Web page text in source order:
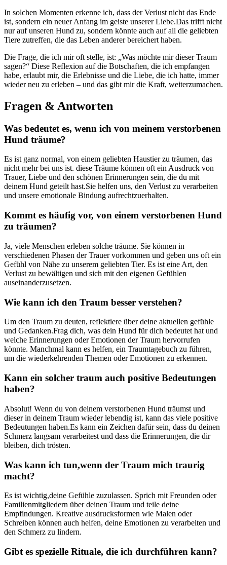
In solchen Momenten erkenne ich,​ dass der Verlust ‍nicht⁤ das Ende
⁢ist, sondern ein neuer Anfang⁤ im geiste unserer Liebe.Das trifft⁢ nicht
nur ​auf unseren Hund zu,‌ sondern könnte auch auf all die geliebten
‍Tiere zutreffen, die⁤ das Leben anderer bereichert haben.
Die Frage, ​die ich mir oft​ stelle, ist:⁣ „Was möchte mir dieser⁤ Traum
sagen?“ Diese Reflexion⁣ auf ​die Botschaften, die​ ich empfangen
⁢habe, erlaubt mir, die Erlebnisse‌ und⁢ die Liebe,⁤ die‌ ich ‌hatte, immer​
wieder neu zu erleben – ⁣und das gibt mir die Kraft, weiterzumachen.
Fragen & ‌Antworten
Was bedeutet es, wenn ich von meinem verstorbenen
⁢Hund träume?
Es ist ganz ⁤normal,⁤ von einem geliebten⁣ Haustier zu träumen,⁣ das
nicht mehr bei uns ist. ​diese ‍Träume können oft ein‌ Ausdruck von‍
Trauer,‌ Liebe‌ und‌ den schönen Erinnerungen sein, ⁣die du mit
deinem Hund geteilt hast.Sie helfen uns,⁤ den Verlust zu verarbeiten
und unsere emotionale Bindung aufrechtzuerhalten.
Kommt es häufig ⁣vor, von einem ⁢verstorbenen Hund
zu träumen?
Ja, viele⁤ Menschen‍ erleben solche träume. Sie können in
verschiedenen Phasen der ⁤Trauer vorkommen und ⁢geben uns oft⁤ ein ​
Gefühl‍ von ⁣Nähe zu ‍unserem⁣ geliebten Tier. Es ist eine Art,⁢ den
Verlust‌ zu bewältigen und sich mit den ​eigenen Gefühlen
auseinanderzusetzen.
Wie ⁣kann ich den Traum besser‌ verstehen?
Um den Traum zu deuten, reflektiere über deine aktuellen gefühle‍
und Gedanken.Frag dich, was dein Hund für⁤ dich bedeutet hat und
⁢welche Erinnerungen oder Emotionen der⁣ Traum​ hervorrufen
könnte. Manchmal kann es helfen, ein ⁣Traumtagebuch zu ‍führen,
um ⁢die wiederkehrenden Themen oder​ Emotionen zu erkennen.
Kann ein solcher traum auch positive Bedeutungen
‍haben?
Absolut!⁣ Wenn‍ du​ von deinem ⁤verstorbenen Hund träumst und
dieser in deinem Traum wieder lebendig ist, kann⁢ das viele​ positive
Bedeutungen ‍haben.Es kann ein Zeichen dafür ⁤sein, dass du deinen
⁤Schmerz langsam verarbeitest und dass⁢ die Erinnerungen,​ die dir
bleiben, dich trösten.
Was ‍kann ich tun,wenn der Traum⁣ mich ‌traurig⁤
macht?
Es​ ist‍ wichtig,deine Gefühle ⁣zuzulassen.‌ Sprich mit ​Freunden oder
Familienmitgliedern über deinen⁣ Traum und teile deine
Empfindungen.‍ Kreative ausdrucksformen ⁢wie Malen oder
‍Schreiben können auch helfen, deine Emotionen zu verarbeiten und
den Schmerz zu lindern.
Gibt​ es spezielle Rituale, die‍ ich ⁤durchführen kann?